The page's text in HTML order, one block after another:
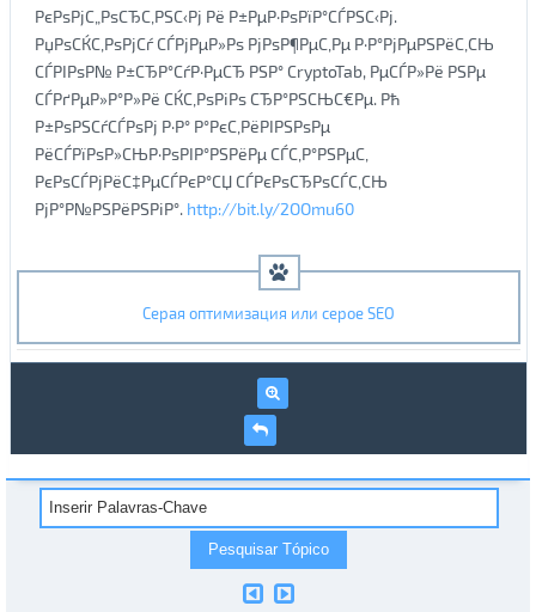
РєРѕРјС„РѕСЂС‚РЅС‹Рј Рё Р±РµР·РѕРїР°СЃРЅС‹Рј.
РџРѕСЌС‚РѕРјСѓ СЃРјРµР»Рѕ РјРѕР¶РµС‚Рµ Р·Р°РјРµРЅРёС‚СЊ
СЃРІРѕР№ Р±СЂР°СѓР·РµСЂ РЅР° CryptoTab, РµСЃР»Рё РЅРµ
СЃРґРµР»Р°Р»Рё СЌС‚РѕРіРѕ СЂР°РЅСЊС€Рµ. Рђ
Р±РѕРЅСѓСЃРѕРј Р·Р° Р°РєС‚РёРІРЅРѕРµ
РёСЃРїРѕР»СЊР·РѕРІР°РЅРёРµ СЃС‚Р°РЅРµС‚
РєРѕСЃРјРёС‡РµСЃРєР°СЏ СЃРєРѕСЂРѕСЃС‚СЊ
РјР°Р№РЅРёРЅРіР°. http://bit.ly/2OOmu60
Серая оптимизация или серое SEO